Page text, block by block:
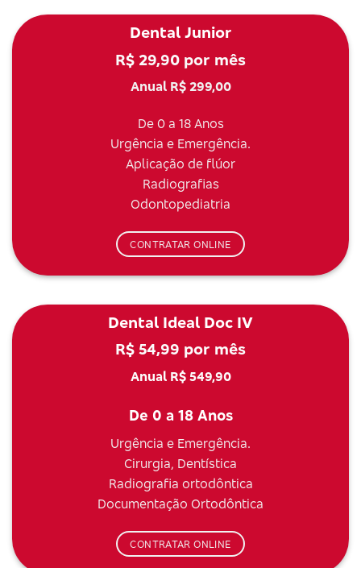
Dental Junior
R$ 29,90 por mês
Anual R$ 299,00
De 0 a 18 Anos
Urgência e Emergência.
Aplicação de flúor
Radiografias
Odontopediatria
CONTRATAR ONLINE
Dental Ideal Doc IV
R$ 54,99 por mês
Anual R$ 549,90
De 0 a 18 Anos
Urgência e Emergência.
Cirurgia, Dentística
Radiografia ortodôntica
Documentação Ortodôntica
CONTRATAR ONLINE